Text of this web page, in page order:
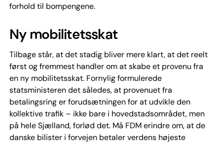
forhold til bompengene.
Ny mobilitetsskat
Tilbage står, at det stadig bliver mere klart, at det reelt
først og fremmest handler om at skabe et provenu fra
en ny mobilitetsskat. Fornylig formulerede
statsministeren det således, at provenuet fra
betalingsring er forudsætningen for at udvikle den
kollektive trafik – ikke bare i hovedstadsområdet, men
på hele Sjælland, forlød det. Må FDM erindre om, at de
danske bilister i forvejen betaler verdens højeste